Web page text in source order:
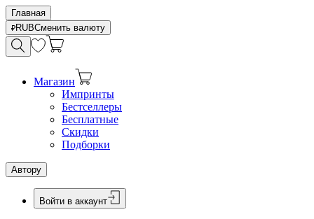
Главная
RUBСменить валюту
Магазин
Импринты
Бестселлеры
Бесплатные
Скидки
Подборки
Автору
Войти в аккаунт